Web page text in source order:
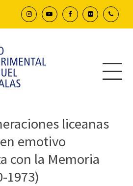
liceanas
emotivo
con la Memoria
1973)